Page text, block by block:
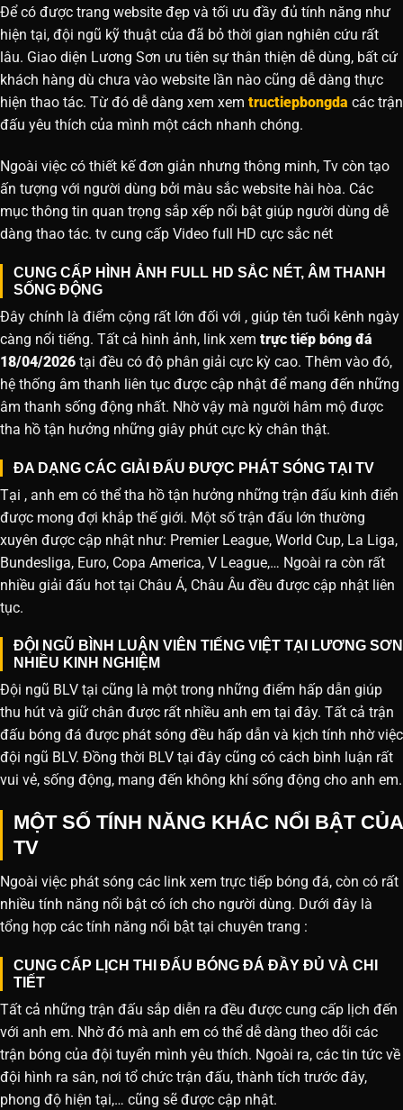
Để có được trang website đẹp và tối ưu đầy đủ tính năng như
hiện tại, đội ngũ kỹ thuật của đã bỏ thời gian nghiên cứu rất
lâu. Giao diện Lương Sơn ưu tiên sự thân thiện dễ dùng, bất cứ
khách hàng dù chưa vào website lần nào cũng dễ dàng thực
hiện thao tác. Từ đó dễ dàng xem xem tructiepbongda các trận
đấu yêu thích của mình một cách nhanh chóng.
Ngoài việc có thiết kế đơn giản nhưng thông minh, Tv còn tạo
ấn tượng với người dùng bởi màu sắc website hài hòa. Các
mục thông tin quan trọng sắp xếp nổi bật giúp người dùng dễ
dàng thao tác. tv cung cấp Video full HD cực sắc nét
CUNG CẤP HÌNH ẢNH FULL HD SẮC NÉT, ÂM THANH
SỐNG ĐỘNG
Đây chính là điểm cộng rất lớn đối với , giúp tên tuổi kênh ngày
càng nổi tiếng. Tất cả hình ảnh, link xem trực tiếp bóng đá
18/04/2026 tại đều có độ phân giải cực kỳ cao. Thêm vào đó,
hệ thống âm thanh liên tục được cập nhật để mang đến những
âm thanh sống động nhất. Nhờ vậy mà người hâm mộ được
tha hồ tận hưởng những giây phút cực kỳ chân thật.
ĐA DẠNG CÁC GIẢI ĐẤU ĐƯỢC PHÁT SÓNG TẠI TV
Tại , anh em có thể tha hồ tận hưởng những trận đấu kinh điển
được mong đợi khắp thế giới. Một số trận đấu lớn thường
xuyên được cập nhật như: Premier League, World Cup, La Liga,
Bundesliga, Euro, Copa America, V League,… Ngoài ra còn rất
nhiều giải đấu hot tại Châu Á, Châu Âu đều được cập nhật liên
tục.
ĐỘI NGŨ BÌNH LUẬN VIÊN TIẾNG VIỆT TẠI LƯƠNG SƠN
NHIỀU KINH NGHIỆM
Đội ngũ BLV tại cũng là một trong những điểm hấp dẫn giúp
thu hút và giữ chân được rất nhiều anh em tại đây. Tất cả trận
đấu bóng đá được phát sóng đều hấp dẫn và kịch tính nhờ việc
đội ngũ BLV. Đồng thời BLV tại đây cũng có cách bình luận rất
vui vẻ, sống động, mang đến không khí sống động cho anh em.
MỘT SỐ TÍNH NĂNG KHÁC NỔI BẬT CỦA
TV
Ngoài việc phát sóng các link xem trực tiếp bóng đá, còn có rất
nhiều tính năng nổi bật có ích cho người dùng. Dưới đây là
tổng hợp các tính năng nổi bật tại chuyên trang :
CUNG CẤP LỊCH THI ĐẤU BÓNG ĐÁ ĐẦY ĐỦ VÀ CHI
TIẾT
Tất cả những trận đấu sắp diễn ra đều được cung cấp lịch đến
với anh em. Nhờ đó mà anh em có thể dễ dàng theo dõi các
trận bóng của đội tuyển mình yêu thích. Ngoài ra, các tin tức về
đội hình ra sân, nơi tổ chức trận đấu, thành tích trước đây,
phong độ hiện tại,… cũng sẽ được cập nhật.